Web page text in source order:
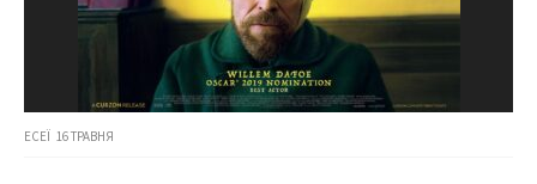
ЕСЕЇ 16 ТРАВНЯ